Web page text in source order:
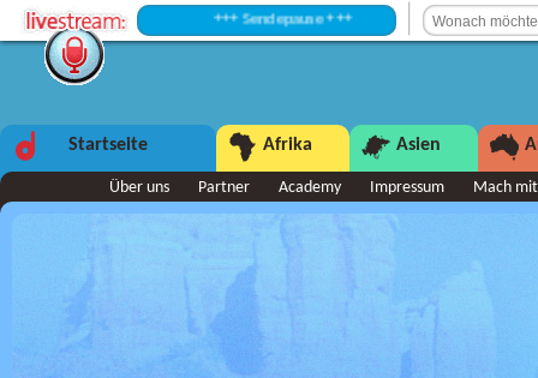
+++ Sendepause +++
Startseite Afrika Asien
Über uns Partner Academy Impressum Mach mit